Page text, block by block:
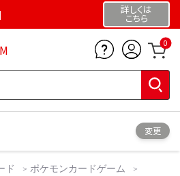
詳しくは
こちら
0
変更
ド
ポケモンカードゲーム